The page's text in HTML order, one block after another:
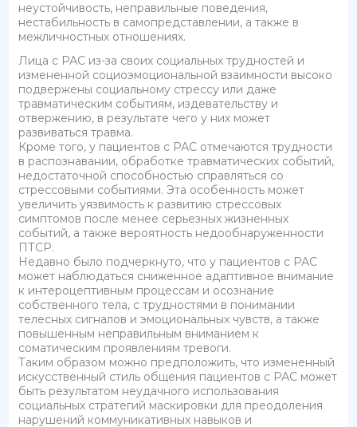
неустойчивость, неправильные поведения,
нестабильность в самопредставлении, а также в
межличностных отношениях.
Лица с РАС из-за своих социальных трудностей и
измененной социоэмоциональной взаимности высоко
подвержены социальному стрессу или даже
травматическим событиям, издевательству и
отвержению, в результате чего у них может
развиваться травма.
Кроме того, у пациентов с РАС отмечаются трудности
в распознавании, обработке травматических событий,
недостаточной способностью справляться со
стрессовыми событиями. Эта особенность может
увеличить уязвимость к развитию стрессовых
симптомов после менее серьезных жизненных
событий, а также вероятность недообнаруженности
ПТСР.
Недавно было подчеркнуто, что у пациентов с РАС
может наблюдаться сниженное адаптивное внимание
к интероцептивным процессам и осознание
собственного тела, с трудностями в понимании
телесных сигналов и эмоциональных чувств, а также
повышенным неправильным вниманием к
соматическим проявлениям тревоги.
Таким образом можно предположить, что измененный
искусственный стиль общения пациентов с РАС может
быть результатом неудачного использования
социальных стратегий маскировки для преодоления
нарушений коммуникативных навыков и